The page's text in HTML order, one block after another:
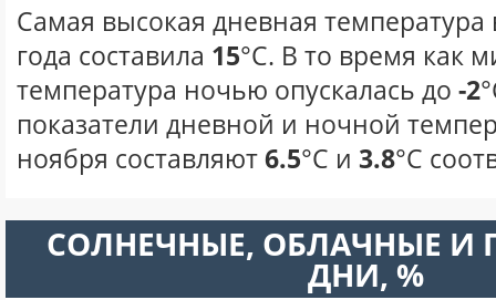
Самая высокая дневная температура
года составила 15°С. В то время как
температура ночью опускалась до -2
показатели дневной и ночной
ноября составляют6.5°С и 3.8°С
CОЛНЕЧНЫЕ, ОБЛАЧНЫЕ И
ДНИ, %